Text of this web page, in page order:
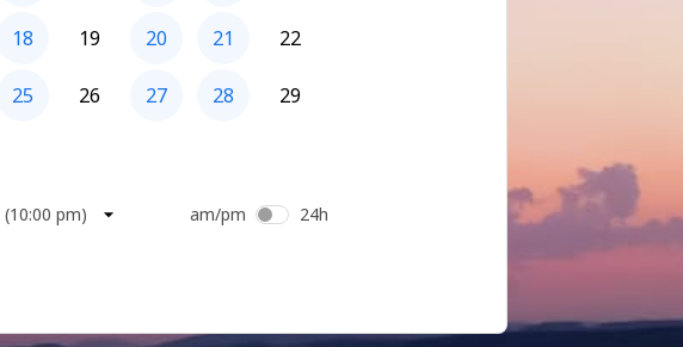
18 19 20 21 22
25 26 27 28 29
(10:00 pm) am/pm 24h